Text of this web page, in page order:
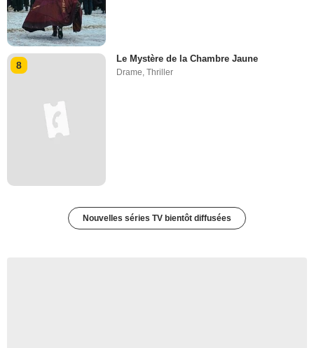
8
Le Mystère de la Chambre Jaune
Drame,Thriller
Nouvelles séries TV bientôt diffusées